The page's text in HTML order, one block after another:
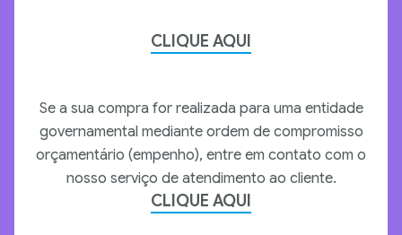
CLIQUE AQUI
Se a sua compra for realizada para uma entidade
governamental mediante ordem de compromisso
orçamentário (empenho), entre em contato com o
nosso serviço de atendimento ao cliente.
CLIQUE AQUI